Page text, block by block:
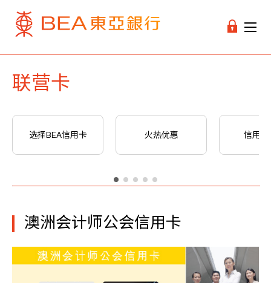
联营卡
选择BEA信用卡 火热优惠 信用卡
澳洲会计师公会信用卡